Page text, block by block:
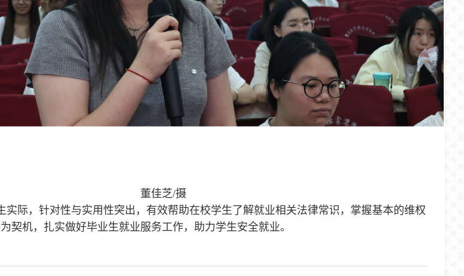
董佳芝/摄
实际，针对性与实用性突出，有效帮助在校学生了解就业相关法律常识，掌握基本的维权
契机，扎实做好毕业生就业服务工作，助力学生安全就业。